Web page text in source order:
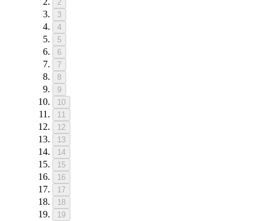
2
3
4
5
6
7
8
9
10
11
12
13
14
15
16
17
18
19